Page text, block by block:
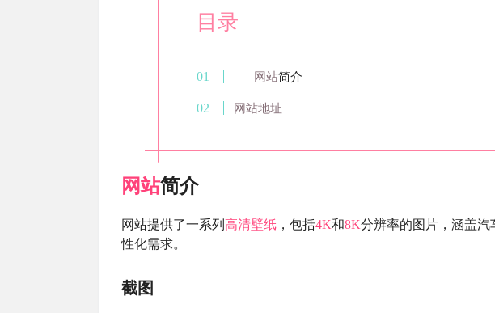
目录
网站简介
网站地址
网站简介
网站提供了一系列 高清壁纸 ，包括4K和8K分辨率的图片，涵盖
性化需求。
截图